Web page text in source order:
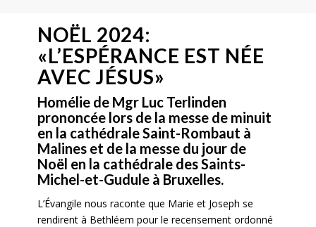
NOËL 2024:
«L’ESPÉRANCE EST NÉE
AVEC JÉSUS»
Homélie de Mgr Luc Terlinden
prononcée lors de la messe de minuit
en la cathédrale Saint-Rombaut à
Malines et de la messe du jour de
Noël en la cathédrale des Saints-
Michel-et-Gudule à Bruxelles.
L’Évangile nous raconte que Marie et Joseph se
rendirent à Bethléem pour le recensement ordonné